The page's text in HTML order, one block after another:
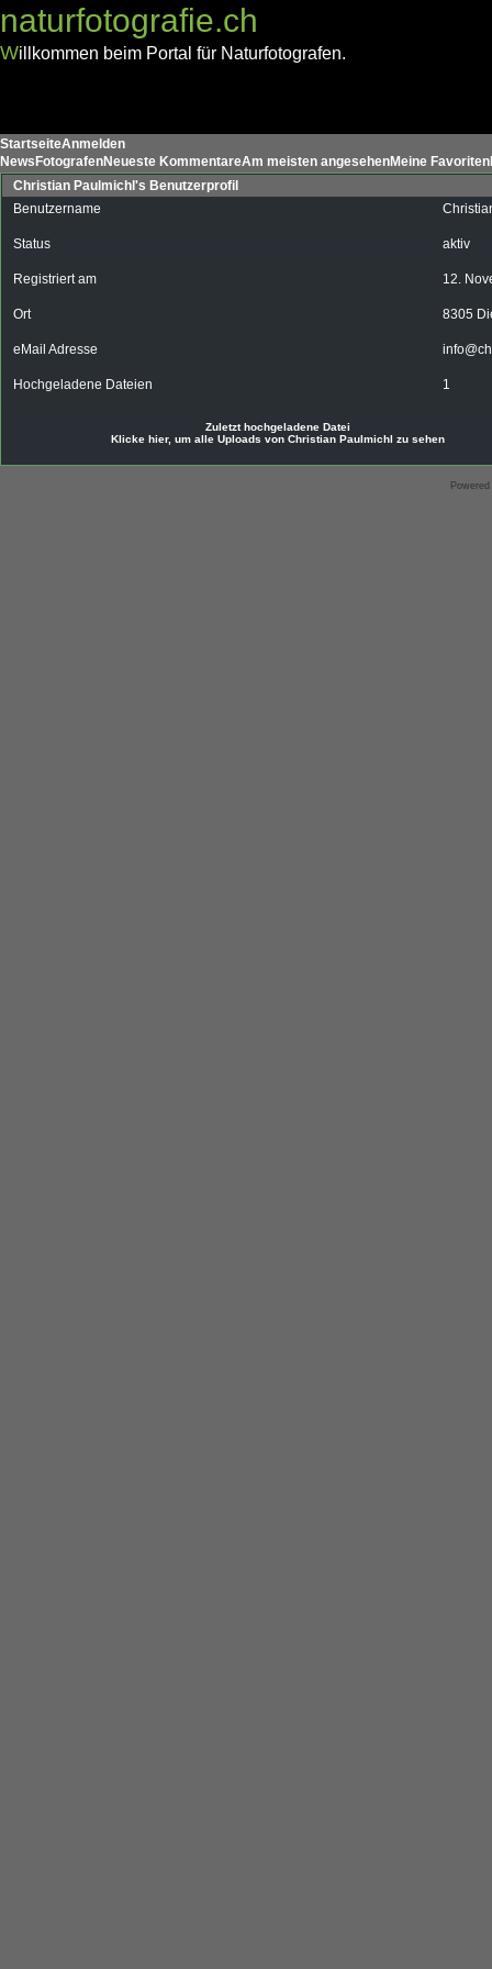
naturfotografie.ch
Willkommen beim Portal für Naturfotografen.
StartseiteAnmelden
News FotografenNeueste KommentareAm meisten angesehenMeine Favoriten
Christian Paulmichl's Benutzerprofil
Benutzername
Status aktiv
Registriert am 12.
Ort 8305
eMail Adresse
Hochgeladene Dateien 1
Zuletzt hochgeladene Datei
Klicke hier, um alle Uploads von Christian Paulmichl zu sehen